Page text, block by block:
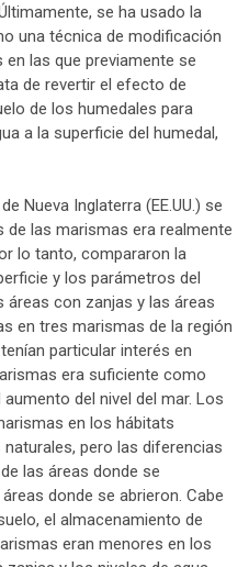
se ha usado la
una técnica de modificación
las que previamente se
de revertir el efecto de
de los humedales para
a la superficie del humedal,
Nueva Inglaterra (EE.UU.) se
de las marismas era realmente
lo tanto, compararon la
y los parámetros del
áreas con zanjas y las áreas
en tres marismas de la región
particular interés en
era suficiente como
del nivel del mar. Los
en los hábitats
pero las diferencias
las áreas donde se
donde se abrieron. Cabe
el almacenamiento de
eran menores en los